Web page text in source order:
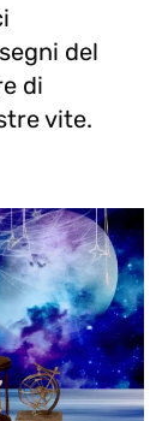
del
di
vite.